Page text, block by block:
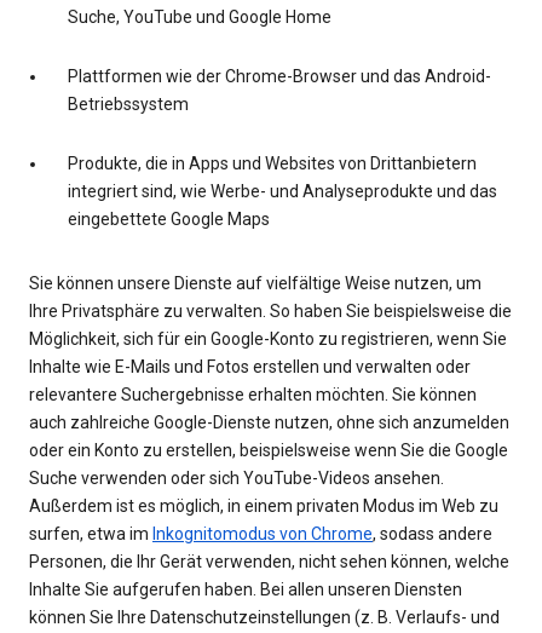
Suche, YouTube und Google Home
Plattformen wie der Chrome-Browser und das Android-
Betriebssystem
Produkte, die in Apps und Websites von Drittanbietern
integriert sind, wie Werbe- und Analyseprodukte und das
eingebettete Google Maps
Sie können unsere Dienste auf vielfältige Weise nutzen, um
Ihre Privatsphäre zu verwalten. So haben Sie beispielsweise die
Möglichkeit, sich für ein Google-Konto zu registrieren, wenn Sie
Inhalte wie E-Mails und Fotos erstellen und verwalten oder
relevantere Suchergebnisse erhalten möchten. Sie können
auch zahlreiche Google-Dienste nutzen, ohne sich anzumelden
oder ein Konto zu erstellen, beispielsweise wenn Sie die Google
Suche verwenden oder sich YouTube-Videos ansehen.
Außerdem ist es möglich, in einem privaten Modus im Web zu
surfen, etwa im Inkognitomodus von Chrome, sodass andere
Personen, die Ihr Gerät verwenden, nicht sehen können, welche
Inhalte Sie aufgerufen haben. Bei allen unseren Diensten
können Sie Ihre Datenschutzeinstellungen (z. B. Verlaufs- und